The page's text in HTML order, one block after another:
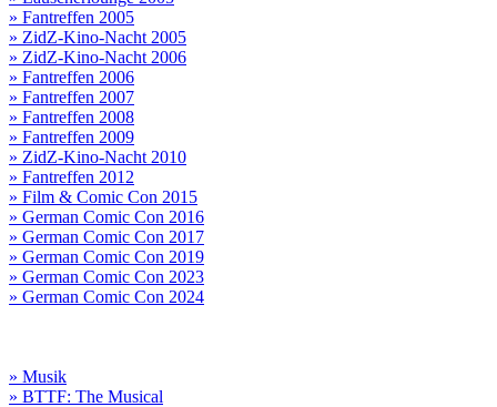
» Fantreffen 2005
» ZidZ-Kino-Nacht 2005
» ZidZ-Kino-Nacht 2006
» Fantreffen 2006
» Fantreffen 2007
» Fantreffen 2008
» Fantreffen 2009
» ZidZ-Kino-Nacht 2010
» Fantreffen 2012
» Film & Comic Con 2015
» German Comic Con 2016
» German Comic Con 2017
» German Comic Con 2019
» German Comic Con 2023
» German Comic Con 2024
» Musik
» BTTF: The Musical